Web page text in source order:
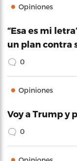
Opiniones
“Esa es mi
un plan contra
0
Opiniones
Voy a Trump y
0